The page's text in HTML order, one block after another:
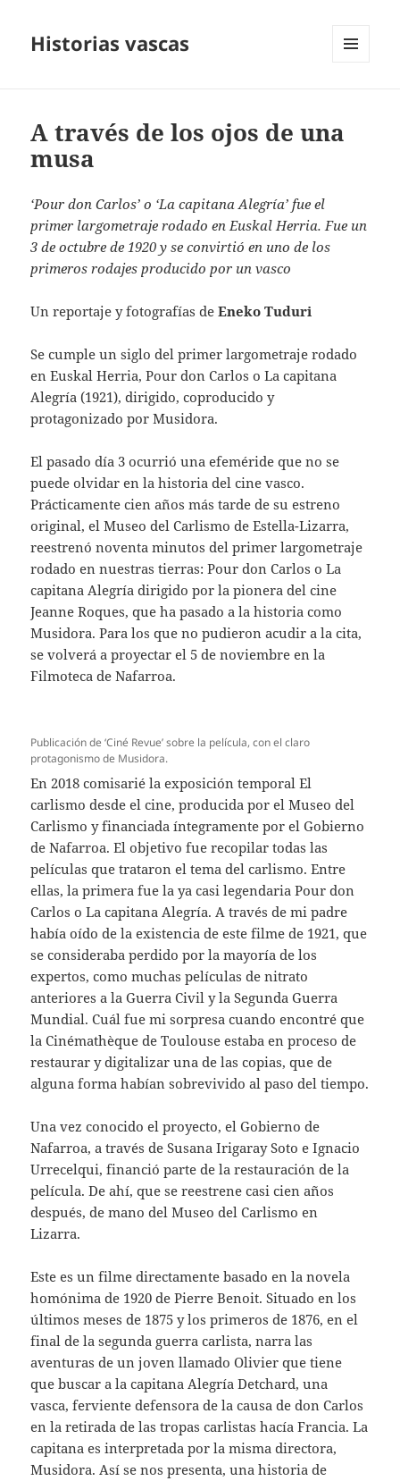
Historias vascas
A través de los ojos de una
musa
‘Pour don Carlos’ o ‘La capitana Alegría’ fue el
primer largometraje rodado en Euskal Herria. Fue un
3 de octubre de 1920 y se convirtió en uno de los
primeros rodajes producido por un vasco
Un reportaje y fotografías deEneko Tuduri
Se cumple un siglo del primer largometraje rodado
en Euskal Herria, Pour don Carlos o La capitana
Alegría (1921), dirigido, coproducido y
protagonizado por Musidora.
El pasado día 3 ocurrió una efeméride que no se
puede olvidar en la historia del cine vasco.
Prácticamente cien años más tarde de su estreno
original, el Museo del Carlismo de Estella-Lizarra,
reestrenó noventa minutos del primer largometraje
rodado en nuestras tierras: Pour don Carlos o La
capitana Alegría dirigido por la pionera del cine
Jeanne Roques, que ha pasado a la historia como
Musidora. Para los que no pudieron acudir a la cita,
se volverá a proyectar el 5 de noviembre en la
Filmoteca de Nafarroa.
Publicación de ‘Ciné Revue’ sobre la película, con el claro
protagonismo de Musidora.
En 2018 comisarié la exposición temporal El
carlismo desde el cine, producida por el Museo del
Carlismo y financiada íntegramente por el Gobierno
de Nafarroa. El objetivo fue recopilar todas las
películas que trataron el tema del carlismo. Entre
ellas, la primera fue la ya casi legendaria Pour don
Carlos o La capitana Alegría. A través de mi padre
había oído de la existencia de este filme de 1921, que
se consideraba perdido por la mayoría de los
expertos, como muchas películas de nitrato
anteriores a la Guerra Civil y la Segunda Guerra
Mundial. Cuál fue mi sorpresa cuando encontré que
la Cinémathèque de Toulouse estaba en proceso de
restaurar y digitalizar una de las copias, que de
alguna forma habían sobrevivido al paso del tiempo.
Una vez conocido el proyecto, el Gobierno de
Nafarroa, a través de Susana Irigaray Soto e Ignacio
Urrecelqui, financió parte de la restauración de la
película. De ahí, que se reestrene casi cien años
después, de mano del Museo del Carlismo en
Lizarra.
Este es un filme directamente basado en la novela
homónima de 1920 de Pierre Benoit. Situado en los
últimos meses de 1875 y los primeros de 1876, en el
final de la segunda guerra carlista, narra las
aventuras de un joven llamado Olivier que tiene
que buscar a la capitana Alegría Detchard, una
vasca, ferviente defensora de la causa de don Carlos
en la retirada de las tropas carlistas hacía Francia. La
capitana es interpretada por la misma directora,
Musidora. Así se nos presenta, una historia de